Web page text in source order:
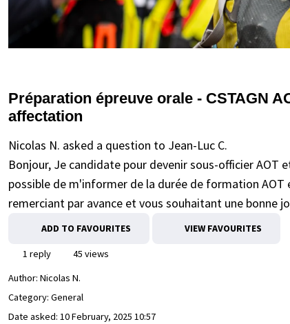
Préparation épreuve orale - CSTAGN
affectation
Nicolas N. asked a question to Jean-Luc C.
Bonjour, Je candidate pour devenir sous-officier AOT
possible de m'informer de la durée de formation
remerciant par avance et vous souhaitant une bonne
ADD TO FAVOURITES VIEW FAVOURITES
1 reply
45 views
Author: Nicolas N.
Category: General
Date asked: 10 February, 2025 10:57